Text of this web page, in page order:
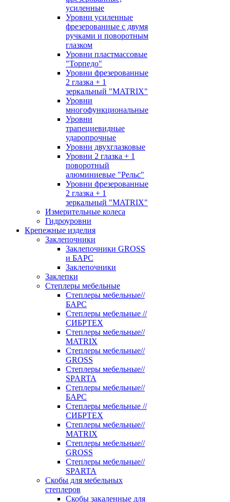
усиленные
Уровни усиленные
фрезерованные с двумя
ручками и поворотным
глазком
Уровни пластмассовые
"Торпедо"
Уровни фрезерованные
2 глазка + 1
зеркальный "MATRIX"
Уровни
многофункциональные
Уровни
трапециевидные
ударопрочные
Уровни двухглазковые
Уровни 2 глазка + 1
поворотный
алюминиевые "Рельс"
Уровни фрезерованные
2 глазка + 1
зеркальный "MATRIX"
Измерительные колеса
Гидроуровни
Крепежные изделия
Заклепочники
Заклепочники GROSS
и БАРС
Заклепочники
Заклепки
Степлеры мебельные
Степлеры мебельные//
БАРС
Степлеры мебельные //
СИБРТЕХ
Степлеры мебельные//
MATRIX
Степлеры мебельные//
GROSS
Степлеры мебельные//
SPARTA
Степлеры мебельные//
БАРС
Степлеры мебельные //
СИБРТЕХ
Степлеры мебельные//
MATRIX
Степлеры мебельные//
GROSS
Степлеры мебельные//
SPARTA
Скобы для мебельных
степлеров
Скобы закаленные для